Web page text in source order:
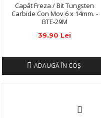
Capăt Freza / Bit Tungsten
Carbide Con Mov 6 x 14mm. -
BTE-29M
39.90 Lei
ADAUGĂ ÎN COŞ